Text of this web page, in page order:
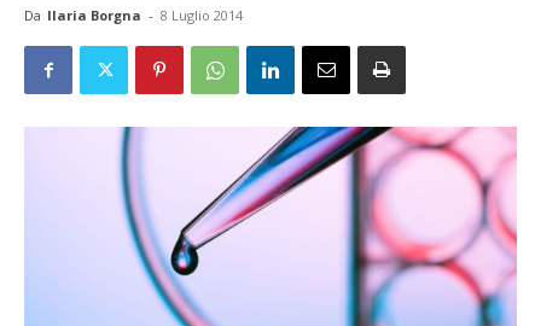
Da Ilaria Borgna - 8 Luglio 2014